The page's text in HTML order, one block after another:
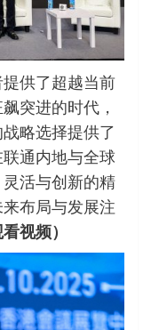
供了超越当前
突进的时代，
略选择提供了
通内地与全球
活与创新的精
布局与发展注
视频）